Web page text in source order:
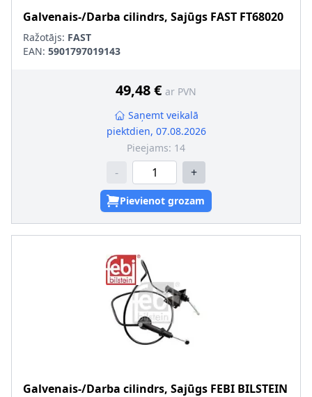
Galvenais-/Darba cilindrs, Sajūgs FAST FT68020
Ražotājs: FAST
EAN: 5901797019143
49,48 € ar PVN
Saņemt veikalā
piektdien, 07.08.2026
Pieejams: 14
- +
Pievienot grozam
Galvenais-/Darba cilindrs, Sajūgs FEBI BILSTEIN